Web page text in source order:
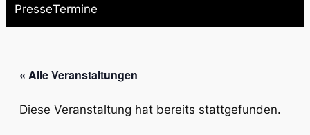
PresseTermine
« Alle Veranstaltungen
Diese Veranstaltung hat bereits stattgefunden.